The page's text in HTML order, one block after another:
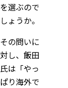
を選ぶので
しょうか。
その問いに
対し、飯田
氏は「やっ
ぱり海外で